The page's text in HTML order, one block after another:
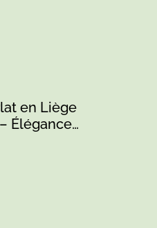
en Liège
Élégance